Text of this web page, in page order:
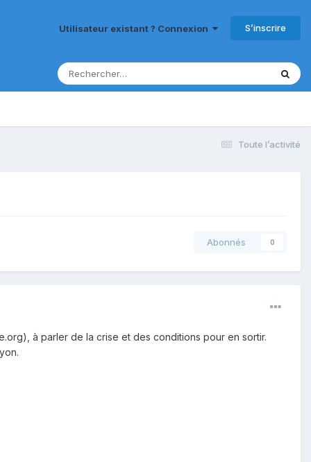
Utilisateur existant ? Connexion S’inscrire
Toute l’activité
Abonnés 0
à parler de la crise et des conditions pour en sortir.